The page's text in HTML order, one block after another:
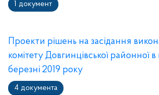
1 документ
Проекти рішень на засідання
комітету Довгинцівської районної в
березні 2019 року
4 документа